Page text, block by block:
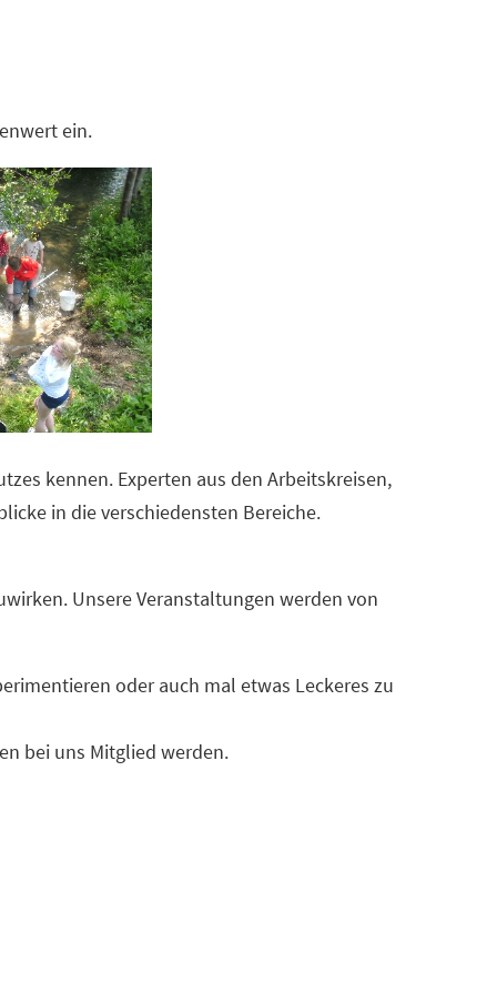
ein.
kennen. Experten aus den Arbeitskreisen,
in die verschiedensten Bereiche.
Unsere Veranstaltungen werden von
oder auch mal etwas Leckeres zu
bei uns Mitglied werden.